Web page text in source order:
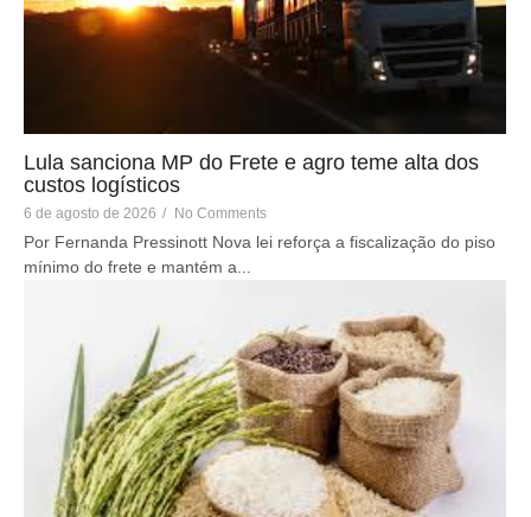
Lula sanciona MP do Frete e agro teme alta dos
custos logísticos
6 de agosto de 2026 / No Comments
Por Fernanda Pressinott Nova lei reforça a fiscalização do piso
mínimo do frete e mantém a...